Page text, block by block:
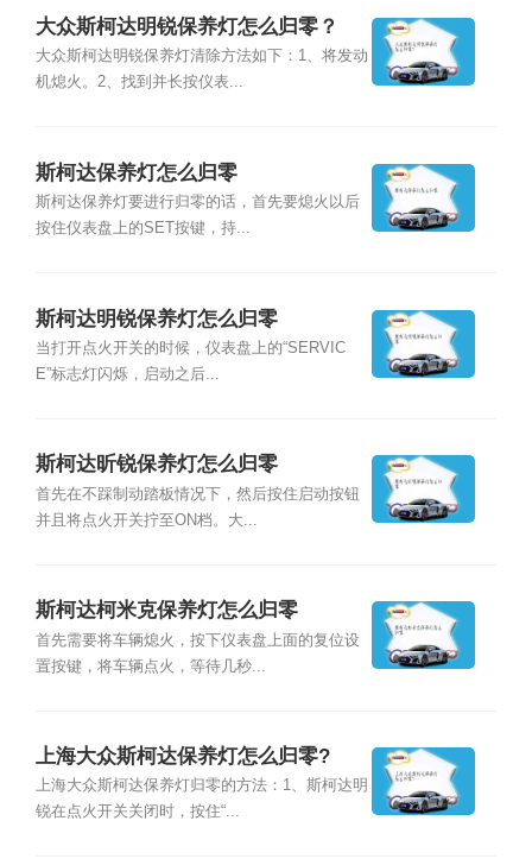
大众斯柯达明锐保养灯怎么归零？
大众斯柯达明锐保养灯清除方法如下：1、将发动
机熄火。2、找到并长按仪表...
斯柯达保养灯怎么归零
斯柯达保养灯要进行归零的话，首先要熄火以后
按住仪表盘上的SET按键，持...
斯柯达明锐保养灯怎么归零
当打开点火开关的时候，仪表盘上的“SERVIC
E”标志灯闪烁，启动之后...
斯柯达昕锐保养灯怎么归零
首先在不踩制动踏板情况下，然后按住启动按钮
并且将点火开关拧至ON档。大...
斯柯达柯米克保养灯怎么归零
首先需要将车辆熄火，按下仪表盘上面的复位设
置按键，将车辆点火，等待几秒...
上海大众斯柯达保养灯怎么归零?
上海大众斯柯达保养灯归零的方法：1、斯柯达明
锐在点火开关关闭时，按住“...